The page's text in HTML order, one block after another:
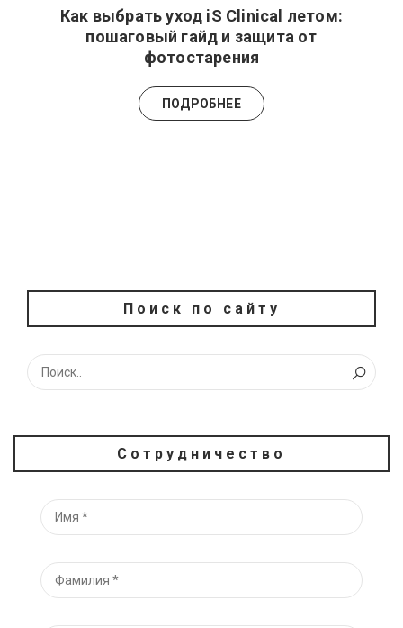
Как выбрать уход iS Clinical летом:
пошаговый гайд и защита от
фотостарения
ПОДРОБНЕЕ
Поиск по сайту
Сотрудничество